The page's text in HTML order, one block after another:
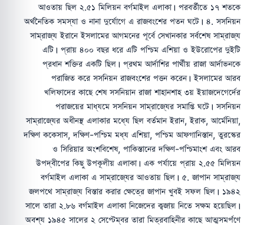
আওতায় ছিল ২.৫১ মিলিয়ন বর্গমাইল এলাকা। পরবর্তীতে ১৭ শতকে
অর্থনৈতিক সমস্যা ও নানা দুর্যোগে এ রাজবংশের পতন ঘটে। ৪. সসনিয়ন
সাম্রাজ্য ইরানে ইসলামের আগমনের পূর্বে সেখানকার সর্বশেষ সাম্রাজ্য
এটি। প্রায় ৪০০ বছর ধরে এটি পশ্চিম এশিয়া ও ইউরোপের দুইটি
প্রধান শক্তির একটি ছিল। প্রথম আর্দাশির পার্থীয় রাজা আর্দাভনকে
পরাজিত করে সসনিয়ন রাজবংশের পত্তন করেন। ইসলামের আরব
খলিফাদের কাছে শেষ সসনিয়ান রাজা শাহানশাহ ৩য় ইয়াজদেগের্দের
পরাজয়ের মাধ্যমে সসনিয়ন সাম্রাজ্যের সমাপ্তি ঘটে। সসনিয়ন
সাম্রাজ্যের অধীনস্থ এলাকার মধ্যে ছিল বর্তমান ইরান, ইরাক, আর্মেনিয়া,
দক্ষিণ ককেসাস, দক্ষিণ-পশ্চিম মধ্য এশিয়া, পশ্চিম আফগানিস্তান, তুরস্কের
ও সিরিয়ার অংশবিশেষ, পাকিস্তানের দক্ষিণ-পশ্চিমাংশ এবং আরব
উপদ্বীপের কিছু উপকূলীয় এলাকা। এক পর্যায়ে প্রায় ২.৫৫ মিলিয়ন
বর্গমাইল এলাকা এ সাম্রাজ্যের আওতায় ছিল। ৫. জাপান সাম্রাজ্য
জলপথে সাম্রাজ্য বিস্তার করার ক্ষেত্রে জাপান খুবই সফল ছিল। ১৯৪২
সালে তারা ২.৮৬ বর্গমাইল এলাকা নিজেদের কব্জায় নিতে সক্ষম হয়েছিল।
অবশ্য ১৯৪৫ সালের ২ সেপ্টেম্বর তারা মিত্রবাহিনীর কাছে আত্মসমর্পণে